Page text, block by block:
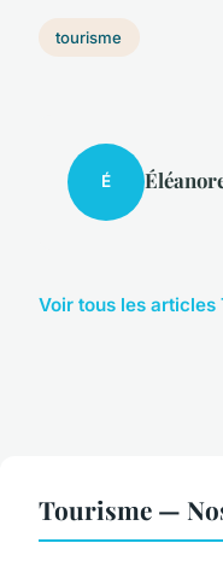
tourisme
É
Voir tous les articles
Tourisme —